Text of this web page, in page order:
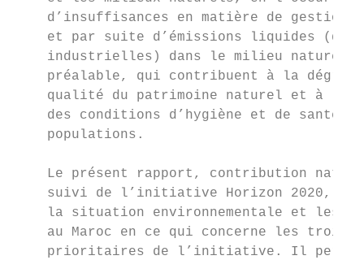
d’insuffisances en matière de gestion
et par suite d’émissions liquides
industrielles) dans le milieu naturel
préalable, qui contribuent à la
qualité du patrimoine naturel et à la
des conditions d’hygiène et de santé
populations.
Le présent rapport, contribution
suivi de l’initiative Horizon 2020,
la situation environnementale et les
au Maroc en ce qui concerne les trois
prioritaires de l’initiative. Il